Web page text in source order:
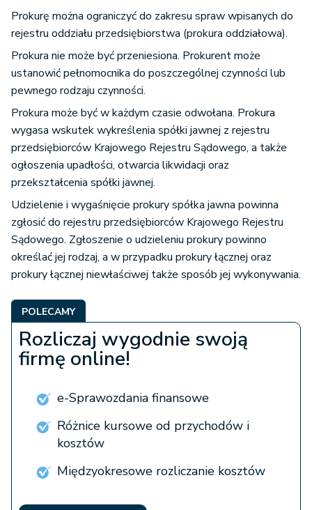
Prokurę można ograniczyć do zakresu spraw wpisanych do
rejestru oddziału przedsiębiorstwa (prokura oddziałowa).
Prokura nie może być przeniesiona. Prokurent może
ustanowić pełnomocnika do poszczególnej czynności lub
pewnego rodzaju czynności.
Prokura może być w każdym czasie odwołana. Prokura
wygasa wskutek wykreślenia spółki jawnej z rejestru
przedsiębiorców Krajowego Rejestru Sądowego, a także
ogłoszenia upadłości, otwarcia likwidacji oraz
przekształcenia spółki jawnej.
Udzielenie i wygaśnięcie prokury spółka jawna powinna
zgłosić do rejestru przedsiębiorców Krajowego Rejestru
Sądowego. Zgłoszenie o udzieleniu prokury powinno
określać jej rodzaj, a w przypadku prokury łącznej oraz
prokury łącznej niewłaściwej także sposób jej wykonywania.
POLECAMY
Rozliczaj wygodnie swoją
firmę online!
e-Sprawozdania finansowe
Różnice kursowe od przychodów i
kosztów
Międzyokresowe rozliczanie kosztów